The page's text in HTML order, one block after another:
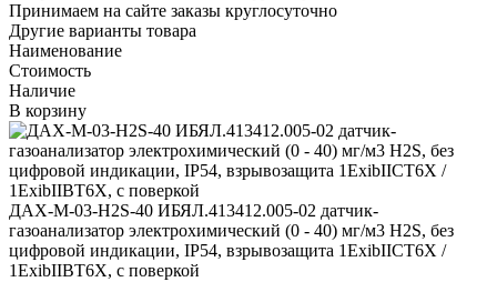
Принимаем на сайте заказы круглосуточно
Другие варианты товара
Наименование
Стоимость
Наличие
В корзину
ДАХ-М-03-Н2S-40 ИБЯЛ.413412.005-02 датчик-
газоанализатор электрохимический (0 - 40) мг/м3 Н2S, без
цифровой индикации, IP54, взрывозащита 1ExibIICT6X /
1ExibIIBT6X, с поверкой